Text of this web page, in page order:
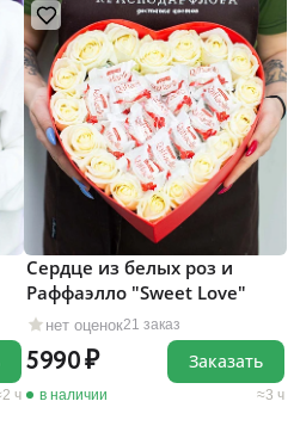
2 ч
нет оценок21 заказ
Сердце из белых роз и
Раффаэлло "Sweet Love"
5990
в наличии 3 ч
Заказать